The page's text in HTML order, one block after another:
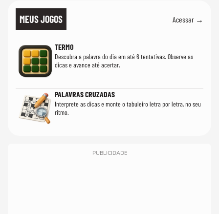
MEUS JOGOS Acessar →
TERMO
Descubra a palavra do dia em até 6 tentativas. Observe as
dicas e avance até acertar.
PALAVRAS CRUZADAS
Interprete as dicas e monte o tabuleiro letra por letra, no seu
ritmo.
PUBLICIDADE